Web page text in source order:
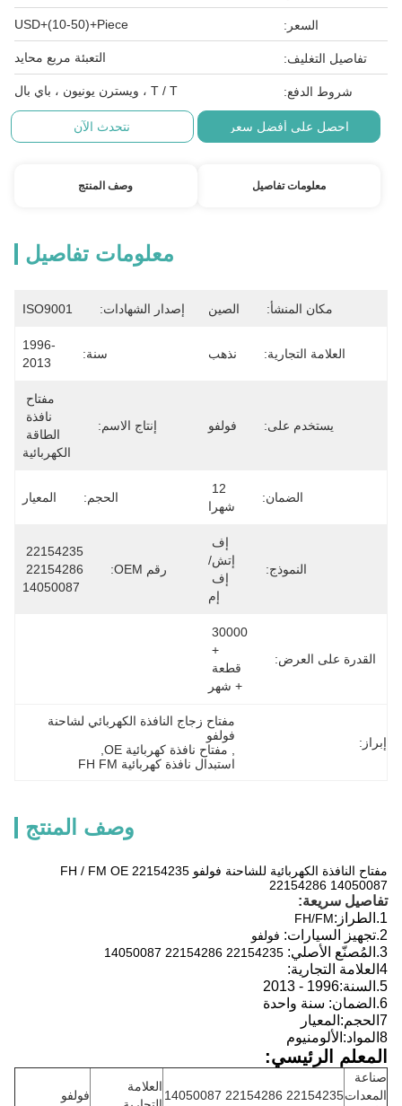
السعر: USD+(10-50)+Piece
تفاصيل التغليف: التعبئة مربع محايد
شروط الدفع: T / T ، ويسترن يونيون ، باي بال
احصل على أفضل سعر نتحدث الآن
معلومات تفاصيل وصف المنتج
معلومات تفاصيل
مكان المنشأ: الصين إصدار الشهادات: ISO9001
العلامة التجارية: نذهب سنة:
1996-
2013
يستخدم على: فولفو إنتاج الاسم:
الكهربائية
الضمان:
شهرا
الحجم: المعيار
النموذج:
إتش/
إم
رقم OEM:
14050087
القدرة على العرض:
+ شهر
إبراز:
فولفو
مفتاح نافذة كهربائية OE
استبدال نافذة كهربائية FH FM
وصف المنتج
مفتاح النافذة الكهربائية للشاحنة فولفو FH / FM OE 22154235
22154286 14050087
تفاصيل سريعة:
1. الطراز:FH/FM
2. تجهيز السيارات: فولفو
3. المُصنّع الأصلي: 22154235 22154286 14050087
4العلامة التجارية:
5. السنة:1996 - 2013
6. الضمان: سنة واحدة
7الحجم:
المعيار
8المواد:
الألومنيوم
المعلم الرئيسي:
صناعة
المعدات22154235 22154286 14050087
العلامة
فولفو